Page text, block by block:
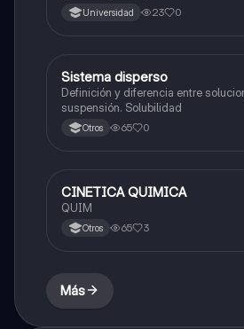
Universidad 23 0
Química
Sistema disperso
Definición y diferencia entre
suspensión. Solubilidad
Otros 65 0
Química
CINETICA QUIMICA
QUIM
Otros 65 3
Más